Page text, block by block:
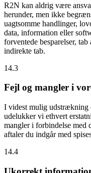
R2N kan aldrig være
herunder, men ikke
uagtsomme handlinger,
data, information eller
forventede besparelser,
indirekte tab.
14.3
Fejl og mangler i
I videst mulig udstrækning
udelukker vi ethvert
mangler i forbindelse med
aftaler du indgår med
14.4